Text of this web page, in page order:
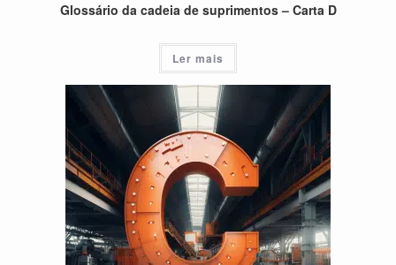
Glossário da cadeia de suprimentos – Carta D
Ler mais